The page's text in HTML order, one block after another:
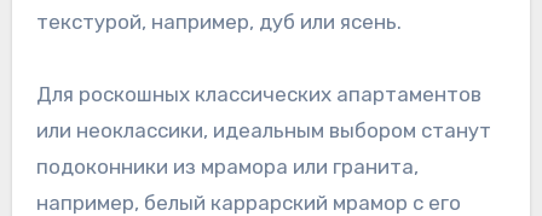
текстурой, например, дуб или ясень.
Для роскошных классических апартаментов
или неоклассики, идеальным выбором станут
подоконники из мрамора или гранита,
например, белый каррарский мрамор с его